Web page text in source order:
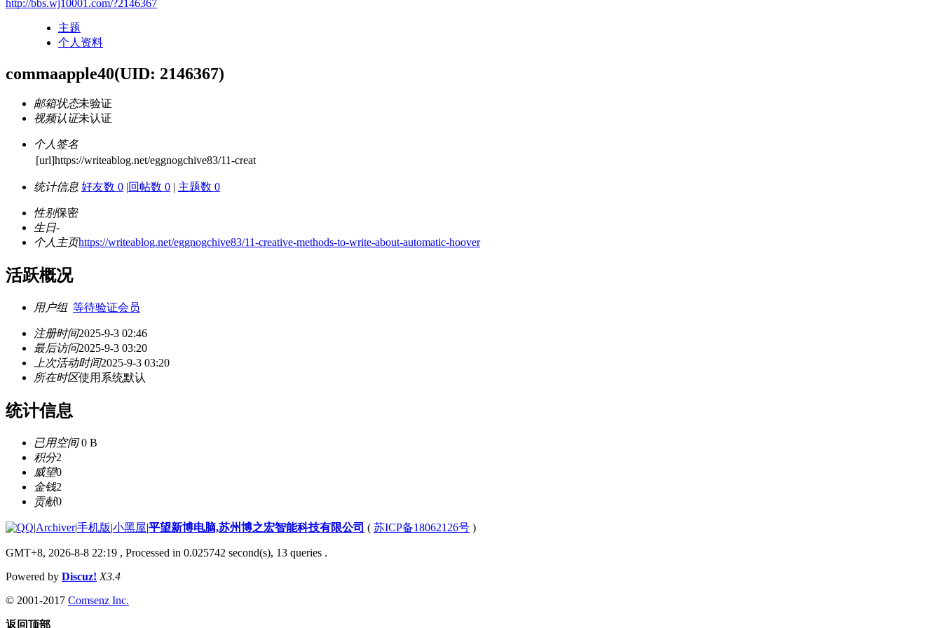
http://bbs.wj10001.com/?2146367
主题
个人资料
commaapple40(UID: 2146367)
邮箱状态未验证
视频认证未认证
个人签名
[url]https://writeablog.net/eggnogchive83/11-creat
统计信息 好友数 0 |回帖数 0 | 主题数 0
性别保密
生日-
个人主页https://writeablog.net/eggnogchive83/11-creative-methods-to-write-about-automatic-hoover
活跃概况
用户组 等待验证会员
注册时间2025-9-3 02:46
最后访问2025-9-3 03:20
上次活动时间2025-9-3 03:20
所在时区使用系统默认
统计信息
已用空间0 B
积分2
威望0
金钱2
贡献0
|Archiver|手机版|小黑屋|平望新博电脑,苏州博之宏智能科技有限公司 ( 苏ICP备18062126号 )
GMT+8, 2026-8-8 22:19 , Processed in 0.025742 second(s), 13 queries .
Powered by Discuz! X3.4
© 2001-2017 Comsenz Inc.
返回顶部